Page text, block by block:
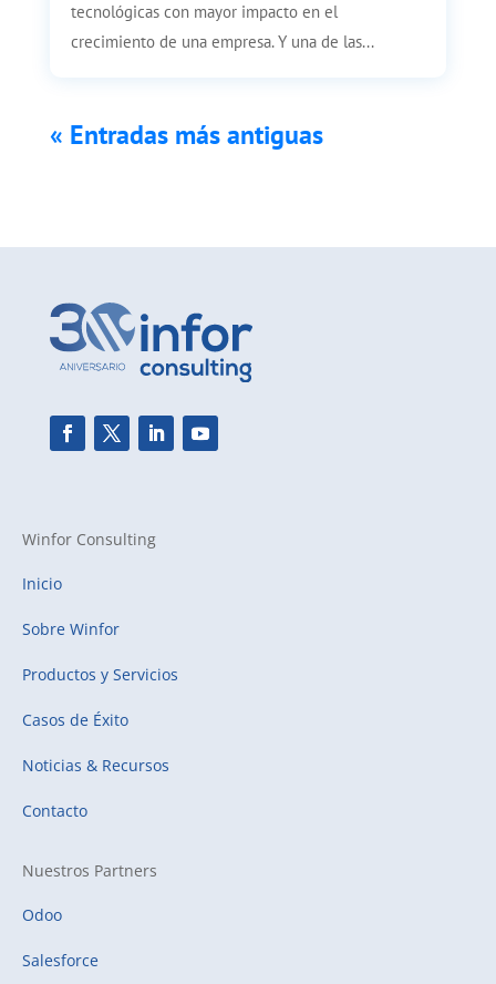
tecnológicas con mayor impacto en el
crecimiento de una empresa. Y una de las...
« Entradas más antiguas
Winfor Consulting
Inicio
Sobre Winfor
Productos y Servicios
Casos de Éxito
Noticias & Recursos
Contacto
Nuestros Partners
Odoo
Salesforce